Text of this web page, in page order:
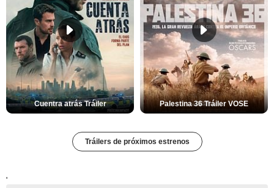
Cuentra atrás Tráiler Palestina 36 Tráiler VOSE
Tráilers de próximos estrenos
'